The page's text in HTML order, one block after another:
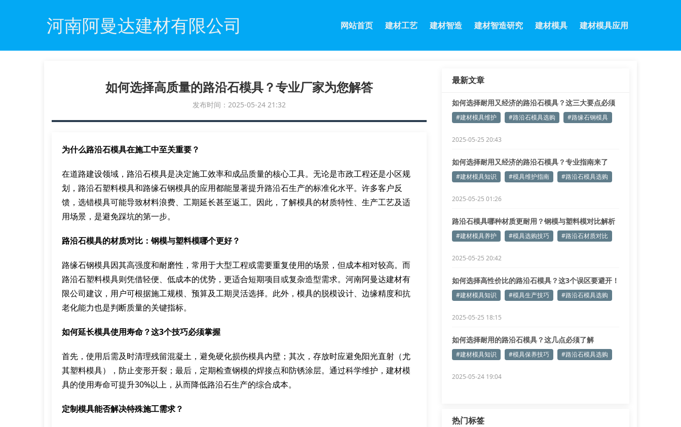
河南阿曼达建材有限公司 网站首页 建材工艺 建材智造 建材智造研究 建材模具 建材模具应用
如何选择高质量的路沿石模具？专业厂家为您解答
发布时间：2025-05-24 21:32
为什么路沿石模具在施工中至关重要？
在道路建设领域，路沿石模具是决定施工效率和成品质量的核心工具。无论是市政工程还是小区规
划，路沿石塑料模具和路缘石钢模具的应用都能显著提升路沿石生产的标准化水平。许多客户反
馈，选错模具可能导致材料浪费、工期延长甚至返工。因此，了解模具的材质特性、生产工艺及适
用场景，是避免踩坑的第一步。
路沿石模具的材质对比：钢模与塑料模哪个更好？
路缘石钢模具因其高强度和耐磨性，常用于大型工程或需要重复使用的场景，但成本相对较高。而
路沿石塑料模具则凭借轻便、低成本的优势，更适合短期项目或复杂造型需求。河南阿曼达建材有
限公司建议，用户可根据施工规模、预算及工期灵活选择。此外，模具的脱模设计、边缘精度和抗
老化能力也是判断质量的关键指标。
如何延长模具使用寿命？这3个技巧必须掌握
首先，使用后需及时清理残留混凝土，避免硬化损伤模具内壁；其次，存放时应避免阳光直射（尤
其塑料模具），防止变形开裂；最后，定期检查钢模的焊接点和防锈涂层。通过科学维护，建材模
具的使用寿命可提升30%以上，从而降低路沿石生产的综合成本。
定制模具能否解决特殊施工需求？
最新文章
如何选择耐用又经济的路沿石模具？这三大要点必须
掌握！
#建材模具维护 #路沿石模具选购 #路缘石钢模具
2025-05-25 20:43
如何选择耐用又经济的路沿石模具？专业指南来了
#建材模具知识 #模具维护指南 #路沿石模具选购
2025-05-25 01:26
路沿石模具哪种材质更耐用？钢模与塑料模对比解析
#建材模具养护 #模具选购技巧 #路沿石材质对比
2025-05-25 20:42
如何选择高性价比的路沿石模具？这3个误区要避开！
#建材模具知识 #模具生产技巧 #路沿石模具选购
2025-05-25 18:15
如何选择耐用的路沿石模具？这几点必须了解
#建材模具知识 #模具保养技巧 #路沿石模具选购
2025-05-24 19:04
热门标签